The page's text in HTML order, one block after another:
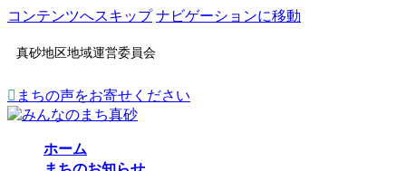
コンテンツへスキップ ナビゲーションに移動
真砂地区地域運営委員会
まちの声をお寄せください
ホーム